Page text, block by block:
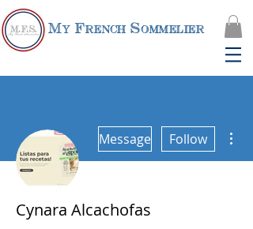
My French Sommelier
Message Follow
Cynara Alcachofas